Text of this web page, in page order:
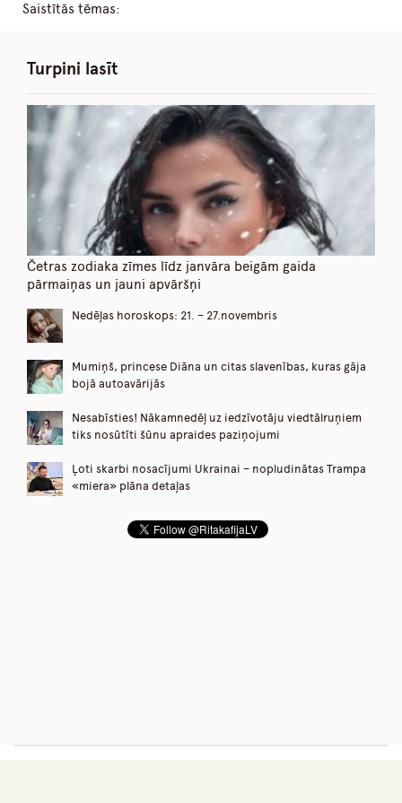
Saistītās tēmas:
Turpini lasīt
Četras zodiaka zīmes līdz janvāra beigām gaida
pārmaiņas un jauni apvāršņi
Nedēļas horoskops: 21. – 27.novembris
Mumiņš, princese Diāna un citas slavenības, kuras gāja
bojā autoavārijās
Nesabīsties! Nākamnedēļ uz iedzīvotāju viedtālruņiem
tiks nosūtīti šūnu apraides paziņojumi
Ļoti skarbi nosacījumi Ukrainai – nopludinātas Trampa
«miera» plāna detaļas